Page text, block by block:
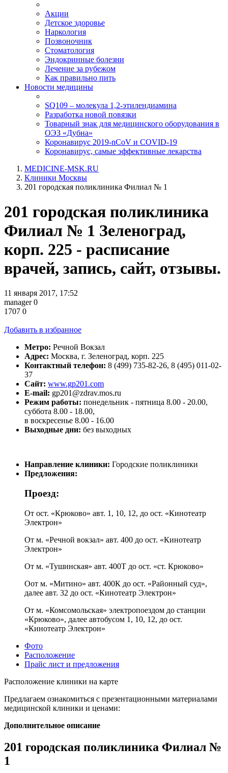
Акции
Детское здоровье
Наркология
Позвоночник
Стоматология
Эндокринные болезни
Лечение за рубежом
Как правильно пить
Новости медицины
SQ109 – молекула 1,2-этилендиамина
Разработка новой повязки
Товарный знак для медицинского оборудования в
ОЭЗ «Дубна»
Коронавирус 2019-nCoV и COVID-19
Коронавирус, самые эффективные лекарства
MEDICINE-MSK.RU
Клиники Москвы
201 городская поликлиника Филиал № 1
201 городская поликлиника
Филиал № 1 Зеленоград,
корп. 225 - расписание
врачей, запись, сайт, отзывы.
11 января 2017, 17:52
manager0
1707 0
Добавить в избранное
Метро: Речной Вокзал
Адрес: Москва, г. Зеленоград, корп. 225
Контактный телефон: 8 (499) 735-82-26, 8 (495) 011-02-
37
Сайт: www.gp201.com
E-mail: gp201@zdrav.mos.ru
Режим работы: понедельник - пятница 8.00 - 20.00,
суббота 8.00 - 18.00,
в воскресенье 8.00 - 16.00
Выходные дни: без выходных
Направление клиники: Городские поликлиники
Предложения:
Проезд:
От ост. «Крюково» авт. 1, 10, 12, до ост. «Кинотеатр
Электрон»
От м. «Речной вокзал» авт. 400 до ост. «Кинотеатр
Электрон»
От м. «Тушинская» авт. 400Т до ост. «ст. Крюково»
Оот м. «Митино» авт. 400К до ост. «Районный суд»,
далее авт. 32 до ост. «Кинотеатр Электрон»
От м. «Комсомольская» электропоездом до станции
«Крюково», далее автобусом 1, 10, 12, до ост.
«Кинотеатр Электрон»
Фото
Расположение
Прайс лист и предложения
Расположение клиники на карте
Предлагаем ознакомиться с презентационными материалами
медицинской клиники и ценами:
Дополнительное описание
201 городская поликлиника Филиал №
1